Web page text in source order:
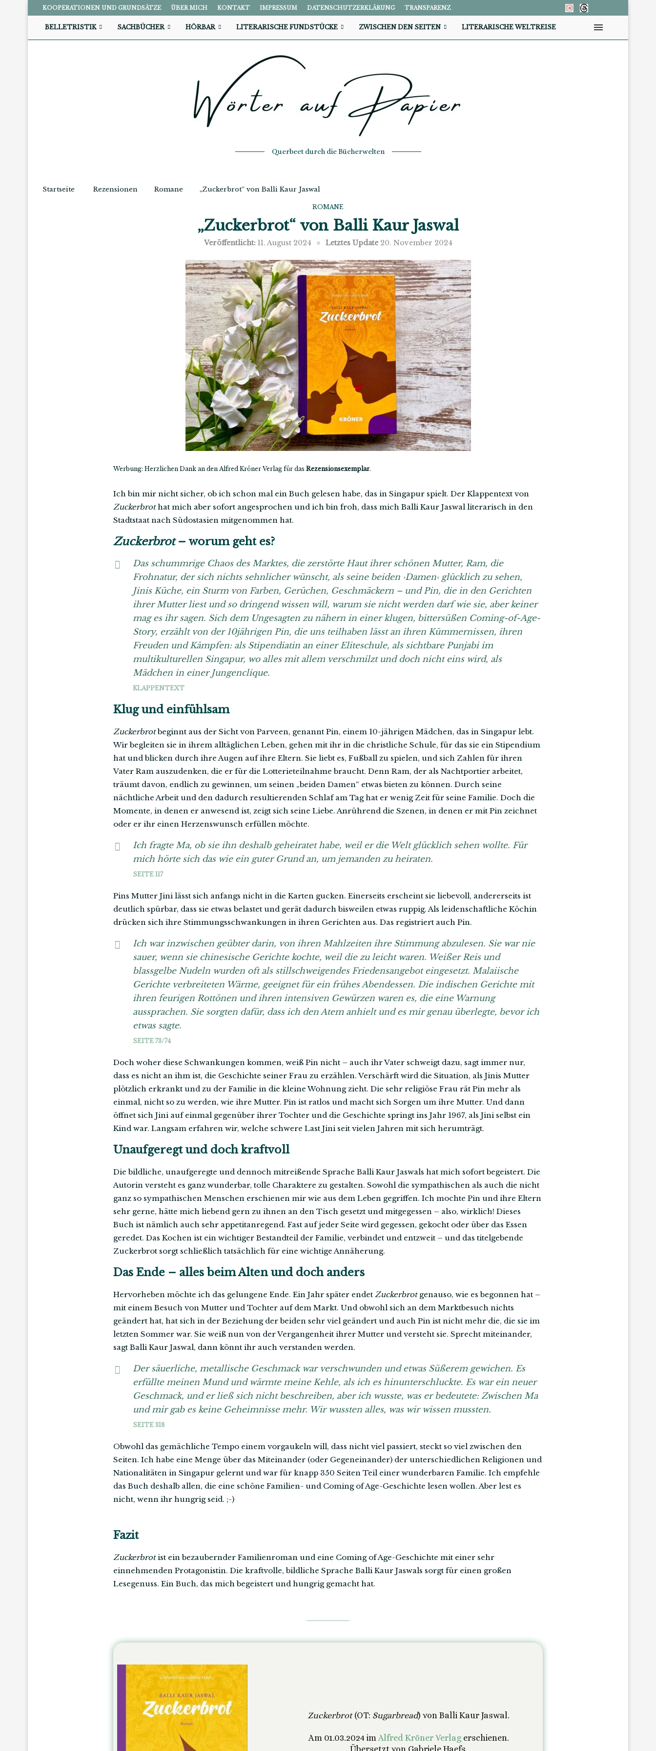
KOOPERATIONEN UND GRUNDSÄTZE ÜBER MICH KONTAKT IMPRESSUM DATENSCHUTZERKLÄRUNG TRANSPARENZ
BELLETRISTIK SACHBÜCHER HÖRBAR LITERARISCHE FUNDSTÜCKE ZWISCHEN DEN SEITEN LITERARISCHE WELTREISE
Querbeet durch die Bücherwelten
Startseite Rezensionen Romane „Zuckerbrot“ von Balli Kaur Jaswal
ROMANE
„Zuckerbrot“ von Balli Kaur Jaswal
Veröffentlicht: 11. August 2024 Letztes Update 20. November 2024
Werbung: Herzlichen Dank an den Alfred Kröner Verlag für das Rezensionsexemplar.
Ich bin mir nicht sicher, ob ich schon mal ein Buch gelesen habe, das in Singapur spielt. Der Klappentext von
Zuckerbrothat mich aber sofort angesprochen und ich bin froh, dass mich Balli Kaur Jaswal literarisch in den
Stadtstaat nach Südostasien mitgenommen hat.
Zuckerbrot– worum geht es?
Das schummrige Chaos des Marktes, die zerstörte Haut ihrer schönen Mutter, Ram, die
Frohnatur, der sich nichts sehnlicher wünscht, als seine beiden ›Damen‹ glücklich zu sehen,
Jinis Küche, ein Sturm von Farben, Gerüchen, Geschmäckern – und Pin, die in den Gerichten
ihrer Mutter liest und so dringend wissen will, warum sie nicht werden darf wie sie, aber keiner
mag es ihr sagen. Sich dem Ungesagten zu nähern in einer klugen, bittersüßen Coming-of-Age-
Story, erzählt von der 10jährigen Pin, die uns teilhaben lässt an ihren Kümmernissen, ihren
Freuden und Kämpfen: als Stipendiatin an einer Eliteschule, als sichtbare Punjabi im
multikulturellen Singapur, wo alles mit allem verschmilzt und doch nicht eins wird, als
Mädchen in einer Jungenclique.
KLAPPENTEXT
Klug und einfühlsam
Zuckerbrotbeginnt aus der Sicht von Parveen, genannt Pin, einem 10-jährigen Mädchen, das in Singapur lebt.
Wir begleiten sie in ihrem alltäglichen Leben, gehen mit ihr in die christliche Schule, für das sie ein Stipendium
hat und blicken durch ihre Augen auf ihre Eltern. Sie liebt es, Fußball zu spielen, und sich Zahlen für ihren
Vater Ram auszudenken, die er für die Lotterieteilnahme braucht. Denn Ram, der als Nachtportier arbeitet,
träumt davon, endlich zu gewinnen, um seinen „beiden Damen“ etwas bieten zu können. Durch seine
nächtliche Arbeit und den dadurch resultierenden Schlaf am Tag hat er wenig Zeit für seine Familie. Doch die
Momente, in denen er anwesend ist, zeigt sich seine Liebe. Anrührend die Szenen, in denen er mit Pin zeichnet
oder er ihr einen Herzenswunsch erfüllen möchte.
Ich fragte Ma, ob sie ihn deshalb geheiratet habe, weil er die Welt glücklich sehen wollte. Für
mich hörte sich das wie ein guter Grund an, um jemanden zu heiraten.
SEITE 117
Pins Mutter Jini lässt sich anfangs nicht in die Karten gucken. Einerseits erscheint sie liebevoll, andererseits ist
deutlich spürbar, dass sie etwas belastet und gerät dadurch bisweilen etwas ruppig. Als leidenschaftliche Köchin
drücken sich ihre Stimmungsschwankungen in ihren Gerichten aus. Das registriert auch Pin.
Ich war inzwischen geübter darin, von ihren Mahlzeiten ihre Stimmung abzulesen. Sie war nie
sauer, wenn sie chinesische Gerichte kochte, weil die zu leicht waren. Weißer Reis und
blassgelbe Nudeln wurden oft als stillschweigendes Friedensangebot eingesetzt. Malaiische
Gerichte verbreiteten Wärme, geeignet für ein frühes Abendessen. Die indischen Gerichte mit
ihren feurigen Rottönen und ihren intensiven Gewürzen waren es, die eine Warnung
aussprachen. Sie sorgten dafür, dass ich den Atem anhielt und es mir genau überlegte, bevor ich
etwas sagte.
SEITE 73/74
Doch woher diese Schwankungen kommen, weiß Pin nicht – auch ihr Vater schweigt dazu, sagt immer nur,
dass es nicht an ihm ist, die Geschichte seiner Frau zu erzählen. Verschärft wird die Situation, als Jinis Mutter
plötzlich erkrankt und zu der Familie in die kleine Wohnung zieht. Die sehr religiöse Frau rät Pin mehr als
einmal, nicht so zu werden, wie ihre Mutter. Pin ist ratlos und macht sich Sorgen um ihre Mutter. Und dann
öffnet sich Jini auf einmal gegenüber ihrer Tochter und die Geschichte springt ins Jahr 1967, als Jini selbst ein
Kind war. Langsam erfahren wir, welche schwere Last Jini seit vielen Jahren mit sich herumträgt.
Unaufgeregt und doch kraftvoll
Die bildliche, unaufgeregte und dennoch mitreißende Sprache Balli Kaur Jaswals hat mich sofort begeistert. Die
Autorin versteht es ganz wunderbar, tolle Charaktere zu gestalten. Sowohl die sympathischen als auch die nicht
ganz so sympathischen Menschen erschienen mir wie aus dem Leben gegriffen. Ich mochte Pin und ihre Eltern
sehr gerne, hätte mich liebend gern zu ihnen an den Tisch gesetzt und mitgegessen – also, wirklich! Dieses
Buch ist nämlich auch sehr appetitanregend. Fast auf jeder Seite wird gegessen, gekocht oder über das Essen
geredet. Das Kochen ist ein wichtiger Bestandteil der Familie, verbindet und entzweit – und das titelgebende
Zuckerbrot sorgt schließlich tatsächlich für eine wichtige Annäherung.
Das Ende – alles beim Alten und doch anders
Hervorheben möchte ich das gelungene Ende. Ein Jahr später endet Zuckerbrotgenauso, wie es begonnen hat –
mit einem Besuch von Mutter und Tochter auf dem Markt. Und obwohl sich an dem Marktbesuch nichts
geändert hat, hat sich in der Beziehung der beiden sehr viel geändert und auch Pin ist nicht mehr die, die sie im
letzten Sommer war. Sie weiß nun von der Vergangenheit ihrer Mutter und versteht sie. Sprecht miteinander,
sagt Balli Kaur Jaswal, dann könnt ihr auch verstanden werden.
Der säuerliche, metallische Geschmack war verschwunden und etwas Süßerem gewichen. Es
erfüllte meinen Mund und wärmte meine Kehle, als ich es hinunterschluckte. Es war ein neuer
Geschmack, und er ließ sich nicht beschreiben, aber ich wusste, was er bedeutete: Zwischen Ma
und mir gab es keine Geheimnisse mehr. Wir wussten alles, was wir wissen mussten.
SEITE 318
Obwohl das gemächliche Tempo einem vorgaukeln will, dass nicht viel passiert, steckt so viel zwischen den
Seiten. Ich habe eine Menge über das Miteinander (oder Gegeneinander) der unterschiedlichen Religionen und
Nationalitäten in Singapur gelernt und war für knapp 350 Seiten Teil einer wunderbaren Familie. Ich empfehle
das Buch deshalb allen, die eine schöne Familien- und Coming of Age-Geschichte lesen wollen. Aber lest es
nicht, wenn ihr hungrig seid. ;-)
Fazit
Zuckerbrotist ein bezaubernder Familienroman und eine Coming of Age-Geschichte mit einer sehr
einnehmenden Protagonistin. Die kraftvolle, bildliche Sprache Balli Kaur Jaswals sorgt für einen großen
Lesegenuss. Ein Buch, das mich begeistert und hungrig gemacht hat.
Zuckerbrot(OT: Sugarbread) von Balli Kaur Jaswal.
Am 01.03.2024 im Alfred Kröner Verlagerschienen.
Übersetzt von Gabriele Haefs.